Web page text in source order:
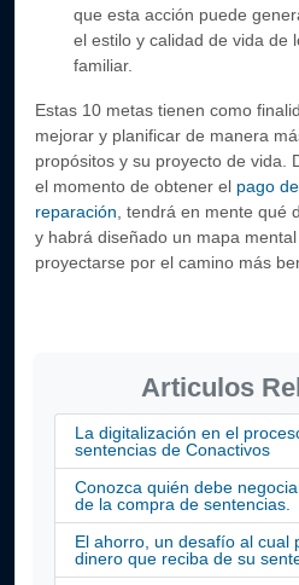
que esta acción puede
el estilo y calidad de vida de
familiar.
Estas 10 metas tienen como
mejorar y planificar de manera
propósitos y su proyecto de vida.
el momento de obtener el pago
reparación , tendrá en mente qué
y habrá diseñado un mapa
proyectarse por el camino más
Articulos
La digitalización en el
sentencias de Conactivos
Conozca quién debe
de la compra de sentencias.
El ahorro, un desafío al cual
dinero que reciba de su